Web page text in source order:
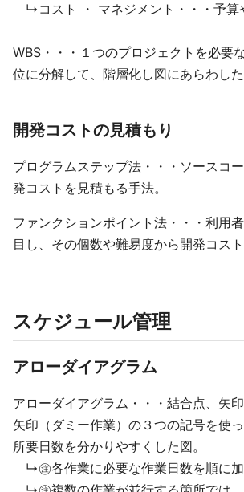
↳コスト ・ マネジメント・・・予算
WBS・・・１つのプロジェクトを必要
位に分解して、階層化し図にあらわした
開発コストの見積もり
プログラムステップ法・・・ソースコ
発コストを見積もる手法。
ファンクションポイント法・・・利用
目し、その個数や難易度から開発コスト
スケジュール管理
アローダイアグラム
アローダイアグラム・・・結合点、矢
矢印（ダミー作業）の３つの記号を使
所要日数を分かりやすくした図。
↳㊟各作業に必要な作業日数を順に加